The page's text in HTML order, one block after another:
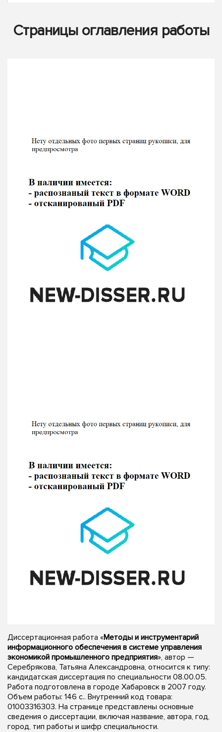
Страницы оглавления работы
Диссертационная работа «Методы и инструментарий
информационного обеспечения в системе управления
экономикой промышленного предприятия», автор —
Серебрякова, Татьяна Александровна, относится к типу:
кандидатская диссертация по специальности 08.00.05.
Работа подготовлена в городе Хабаровск в 2007 году.
Объем работы: 146 с.. Внутренний код товара:
01003316303. На странице представлены основные
сведения о диссертации, включая название, автора, год,
город, тип работы и шифр специальности.